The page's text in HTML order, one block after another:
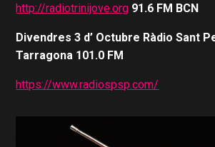
http://radiotrinijove.org 91.6 FM BCN
Divendres 3 d’ Octubre Ràdio Sant
Tarragona 101.0 FM
https://www.radiospsp.com/